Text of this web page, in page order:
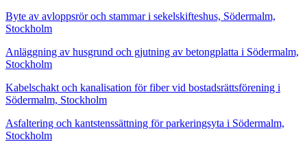
Byte av avloppsrör och stammar i sekelskifteshus, Södermalm,
Stockholm
Anläggning av husgrund och gjutning av betongplatta i Södermalm,
Stockholm
Kabelschakt och kanalisation för fiber vid bostadsrättsförening i
Södermalm, Stockholm
Asfaltering och kantstenssättning för parkeringsyta i Södermalm,
Stockholm